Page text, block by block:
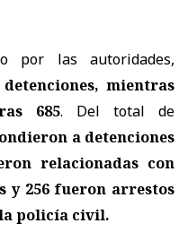
por las autoridades,
mientras
685. Del total de
a detenciones
relacionadas con
y 256 fueron arrestos
policía civil.